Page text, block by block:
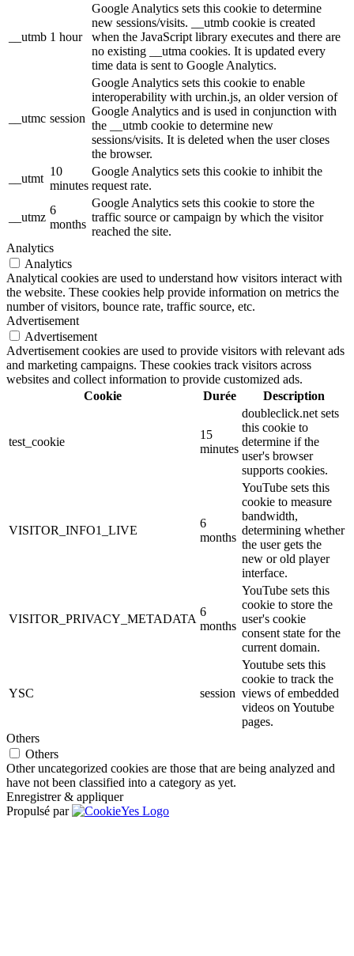
__utmb 1 hour
Google Analytics sets this cookie to determine
new sessions/visits. __utmb cookie is created
when the JavaScript library executes and there are
no existing __utma cookies. It is updated every
time data is sent to Google Analytics.
__utmc session
Google Analytics sets this cookie to enable
interoperability with urchin.js, an older version of
Google Analytics and is used in conjunction with
the __utmb cookie to determine new
sessions/visits. It is deleted when the user closes
the browser.
__utmt
10
minutes
Google Analytics sets this cookie to inhibit the
request rate.
__utmz
6
months
Google Analytics sets this cookie to store the
traffic source or campaign by which the visitor
reached the site.
Analytics
Analytics
Analytical cookies are used to understand how visitors interact with
the website. These cookies help provide information on metrics the
number of visitors, bounce rate, traffic source, etc.
Advertisement
Advertisement
Advertisement cookies are used to provide visitors with relevant ads
and marketing campaigns. These cookies track visitors across
websites and collect information to provide customized ads.
Cookie
Durée Description
test_cookie
15
minutes
doubleclick.net sets
this cookie to
determine if the
user's browser
supports cookies.
VISITOR_INFO1_LIVE
6
months
YouTube sets this
cookie to measure
bandwidth,
determining whether
the user gets the
new or old player
interface.
VISITOR_PRIVACY_METADATA
6
months
YouTube sets this
cookie to store the
user's cookie
consent state for the
current domain.
YSC session
Youtube sets this
cookie to track the
views of embedded
videos on Youtube
pages.
Others
Others
Other uncategorized cookies are those that are being analyzed and
have not been classified into a category as yet.
Enregistrer & appliquer
Propulsé par